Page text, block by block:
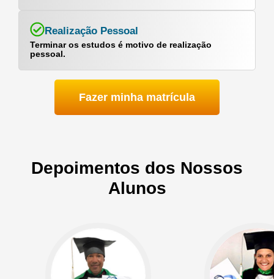
Realização Pessoal
Terminar os estudos é motivo de realização
pessoal.
Fazer minha matrícula
Depoimentos dos Nossos
Alunos